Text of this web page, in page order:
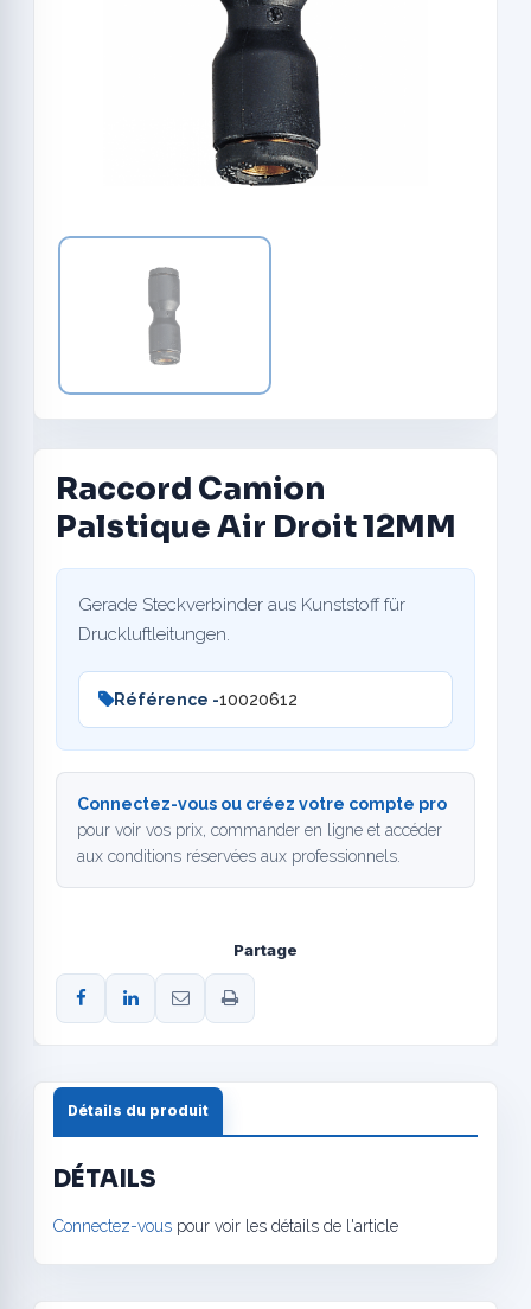
Raccord Camion
Palstique Air Droit 12MM
Gerade Steckverbinder aus Kunststoff für
Druckluftleitungen.
Référence -10020612
Connectez-vous ou créez votre compte pro
pour voir vos prix, commander en ligne et accéder
aux conditions réservées aux professionnels.
Partage
Détails du produit
DÉTAILS
Connectez-vous pour voir les détails de l'article